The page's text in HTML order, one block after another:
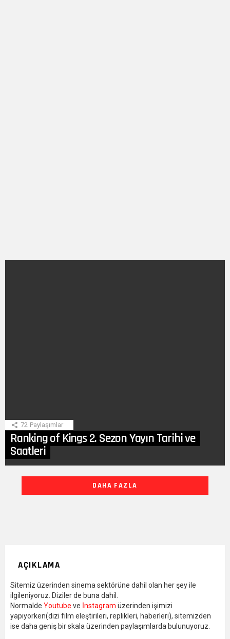
72 Paylaşımlar
Ranking of Kings 2. Sezon Yayın Tarihi ve
Saatleri
DAHA FAZLA
AÇIKLAMA
Sitemiz üzerinden sinema sektörüne dahil olan her şey ile
ilgileniyoruz. Diziler de buna dahil.
Normalde Youtube ve İnstagram üzerinden işimizi
yapıyorken(dizi film eleştirileri, replikleri, haberleri), sitemizden
ise daha geniş bir skala üzerinden paylaşımlarda bulunuyoruz.